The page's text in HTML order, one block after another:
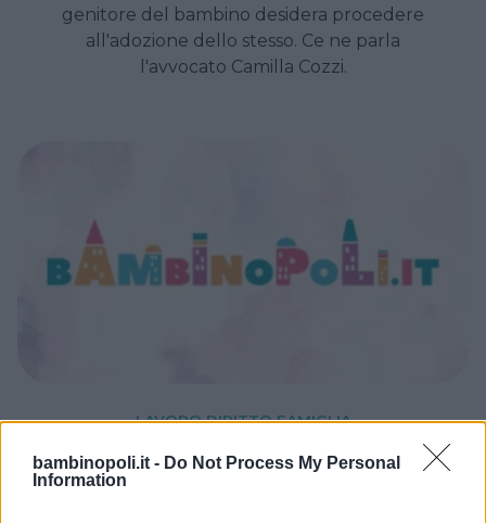
bambinopoli.it - Do Not Process My Personal
Information
genitore del bambino desidera procedere
all'adozione dello stesso. Ce ne parla
l'avvocato Camilla Cozzi.
LAVORO DIRITTO FAMIGLIA
I nonni e i loro diritti
In caso di separazione dei genitori, la legge